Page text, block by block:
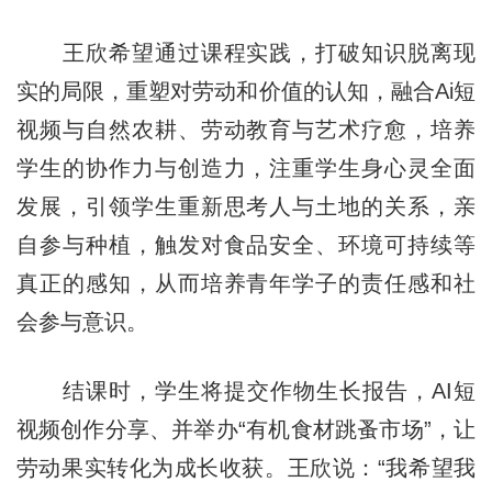
王欣希望通过课程实践，打破知识脱离现
实的局限，重塑对劳动和价值的认知，融合Ai短
视频与自然农耕、劳动教育与艺术疗愈，培养
学生的协作力与创造力，注重学生身心灵全面
发展，引领学生重新思考人与土地的关系，亲
自参与种植，触发对食品安全、环境可持续等
真正的感知，从而培养青年学子的责任感和社
会参与意识。
结课时，学生将提交作物生长报告，AI短
视频创作分享、并举办“有机食材跳蚤市场”，让
劳动果实转化为成长收获。王欣说：“我希望我